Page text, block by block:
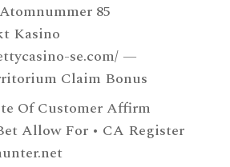
85
Kasino
se.com/ —
Claim Bonus
Of Customer Affirm
Allow For • CA Register